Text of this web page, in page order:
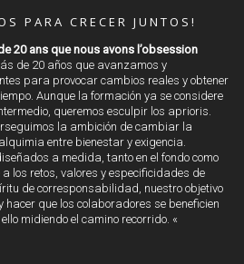
PARA CRECER JUNTOS!
20 ans que nous avons l’obsession
de 20 años que avanzamos y
para provocar cambios reales y obtener
Aunque la formación ya se considere
queremos esculpir los aprioris.
la ambición de cambiar la
entre bienestar y exigencia.
a medida, tanto en el fondo como
los retos, valores y especificidades de
de corresponsabilidad, nuestro objetivo
hacer que los colaboradores se beneficien
midiendo el camino recorrido. «